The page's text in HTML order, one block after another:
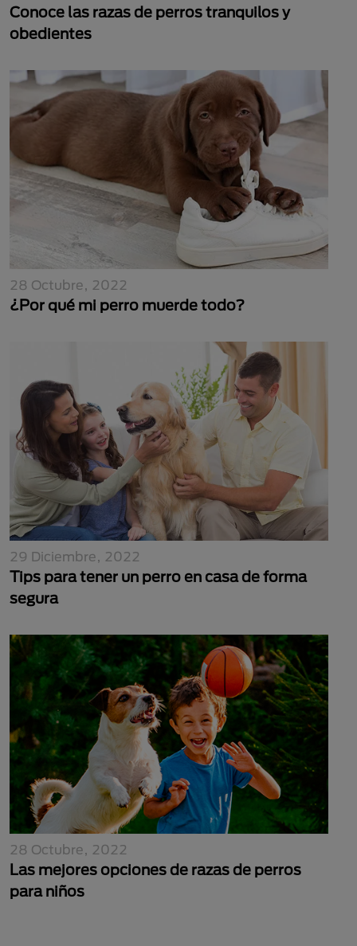
Conoce las razas de perros tranquilos y
obedientes
28 Octubre, 2022
¿Por qué mi perro muerde todo?
29 Diciembre, 2022
Tips para tener un perro en casa de forma
segura
28 Octubre, 2022
Las mejores opciones de razas de perros
para niños